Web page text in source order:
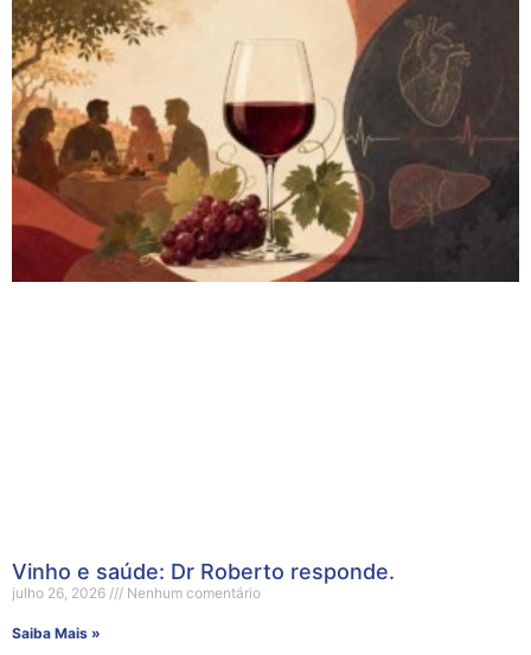
Vinho e saúde: Dr Roberto responde.
julho 26, 2026 Nenhum comentário
Saiba Mais »